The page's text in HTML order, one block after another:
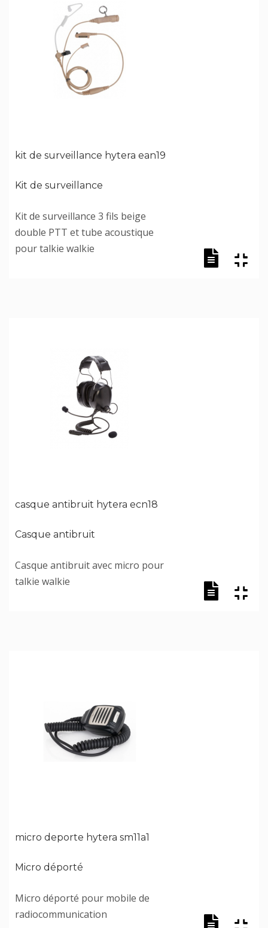
kit de surveillance hytera ean19
Kit de surveillance
Kit de surveillance 3 fils beige
double PTT et tube acoustique
pour talkie walkie
casque antibruit hytera ecn18
Casque antibruit
Casque antibruit avec micro pour
talkie walkie
micro deporte hytera sm11a1
Micro déporté
Micro déporté pour mobile de
radiocommunication